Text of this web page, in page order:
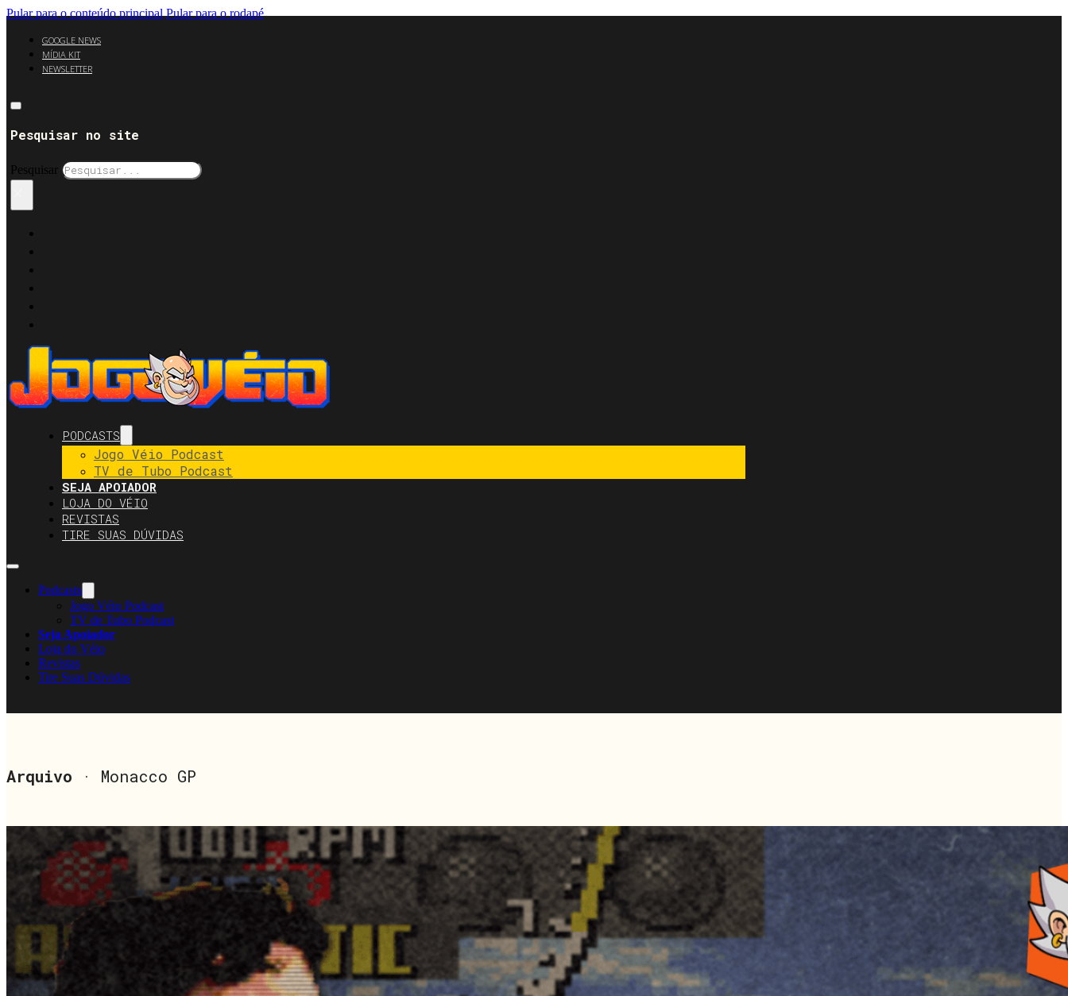
Pular para o conteúdo principal Pular para o rodapé
GOOGLE NEWS
MÍDIA KIT
NEWSLETTER
Pesquisar no site
Pesquisar
PODCASTS
Jogo Véio Podcast
TV de Tubo Podcast
SEJA APOIADOR
LOJA DO VÉIO
REVISTAS
TIRE SUAS DÚVIDAS
Podcasts
Jogo Véio Podcast
TV de Tubo Podcast
Seja Apoiador
Loja do Véio
Revistas
Tire Suas Dúvidas
Arquivo · Monacco GP